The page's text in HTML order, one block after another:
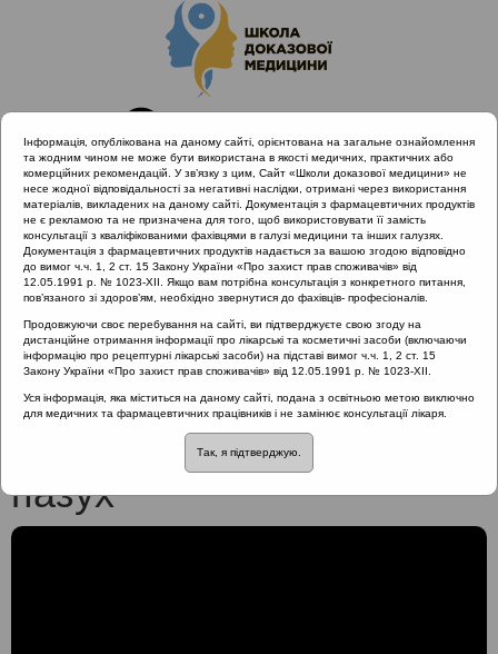
Головна
Проведені заходи
Діагностика та лікування гострих риносинуситів з позицій
доказової медицини (Одеса)
Анатомія та фізіологія носа та приносових пазух
Анатомія та фізіологія
носа та приносових
пазух
Інформація, опублікована на даному сайті, орієнтована на загальне ознайомлення
та жодним чином не може бути використана в якості медичних, практичних або
комерційних рекомендацій. У зв’язку з цим, Сайт «Школи доказової медицини» не
несе жодної відповідальності за негативні наслідки, отримані через використання
матеріалів, викладених на даному сайті. Документація з фармацевтичних продуктів
не є рекламою та не призначена для того, щоб використовувати її замість
консультації з кваліфікованими фахівцями в галузі медицини та інших галузях.
Документація з фармацевтичних продуктів надається за вашою згодою відповідно
до вимог ч.ч. 1, 2 ст. 15 Закону України «Про захист прав споживачів» від
12.05.1991 р. № 1023-XII. Якщо вам потрібна консультація з конкретного питання,
пов’язаного зі здоров’ям, необхідно звернутися до фахівців- професіоналів.
Продовжуючи своє перебування на сайті, ви підтверджуєте свою згоду на
дистанційне отримання інформації про лікарські та косметичні засоби (включаючи
інформацію про рецептурні лікарські засоби) на підставі вимог ч.ч. 1, 2 ст. 15
Закону України «Про захист прав споживачів» від 12.05.1991 р. № 1023-XII.
Уся інформація, яка міститься на даному сайті, подана з освітньою метою виключно
для медичних та фармацевтичних працівників і не замінює консультації лікаря.
Так, я підтверджую.